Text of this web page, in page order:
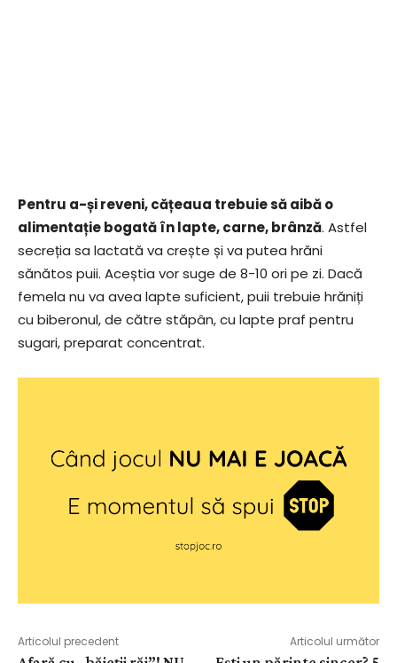
Pentru a-și reveni, cățeaua trebuie să aibă o
alimentație bogată în lapte, carne, brânză. Astfel
secreția sa lactată va crește și va putea hrăni
sănătos puii. Aceștia vor suge de 8-10 ori pe zi. Dacă
femela nu va avea lapte suficient, puii trebuie hrăniți
cu biberonul, de către stăpân, cu lapte praf pentru
sugari, preparat concentrat.
Articolul precedent Articolul următor